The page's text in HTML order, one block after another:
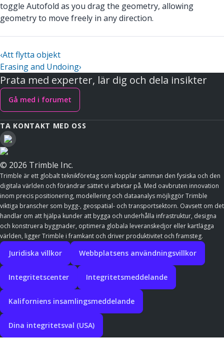
toggle Autofold as you drag the geometry, allowing
geometry to move freely in any direction.
‹Att flytta objekt
Erasing and Undoing›
Prata med experter, lär dig och dela insikter
Gå med i forumet
TA KONTAKT MED OSS
© 2026 Trimble Inc.
Trimble är ett globalt teknikföretag som kopplar samman den fysiska och den
digitala världen och förändrar sättet vi arbetar på. Med oavbruten innovation
inom precis positionering, modellering och dataanalys möjliggör Trimble
viktiga branscher som bygg-, geospatial- och transportsektorn. Oavsett om det
handlar om att hjälpa kunder att bygga och underhålla infrastruktur, designa
och konstruera byggnader, optimera globala leveranskedjor eller kartlägga
världen, ligger Trimble i framkant och driver produktivitet och framsteg.
Juridiska villkor Webbplatsens användningsvillkor
Integritetscenter Integritetsmeddelande
Kaliforniens insamlingsmeddelande
Dina integritetsval (USA)